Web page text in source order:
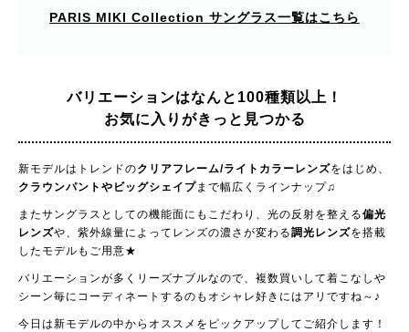
PARIS MIKI Collection サングラス一覧はこちら
バリエーションはなんと100種類以上！
お気に入りがきっと見つかる
新モデルはトレンドのクリアフレーム/ライトカラーレンズをはじめ、
クラウンパントやビッグシェイプまで幅広くラインナップ♫
またサングラスとしての機能面にもこだわり、光の反射を整える偏光
レンズや、紫外線量によってレンズの濃さが変わる調光レンズを搭載
したモデルもご用意★
バリエーションが多くリーズナブルなので、複数買いして着こなしや
シーン毎にコーディネートするのもオシャレ好きにはアリですね～♪
今日は新モデルの中からオススメをピックアップしてご紹介します！